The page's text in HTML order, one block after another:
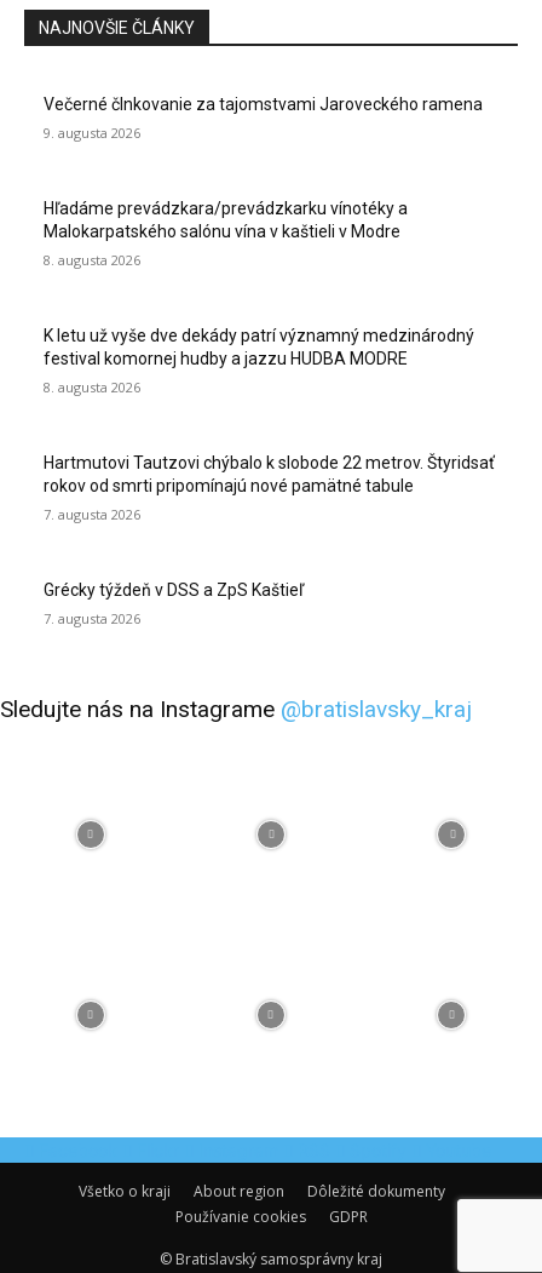
NAJNOVŠIE ČLÁNKY
Večerné člnkovanie za tajomstvami Jaroveckého ramena
9. augusta 2026
Hľadáme prevádzkara/prevádzkarku vínotéky a
Malokarpatského salónu vína v kaštieli v Modre
8. augusta 2026
K letu už vyše dve dekády patrí významný medzinárodný
festival komornej hudby a jazzu HUDBA MODRE
8. augusta 2026
Hartmutovi Tautzovi chýbalo k slobode 22 metrov. Štyridsať
rokov od smrti pripomínajú nové pamätné tabule
7. augusta 2026
Grécky týždeň v DSS a ZpS Kaštieľ
7. augusta 2026
Sledujte nás na Instagrame @bratislavsky_kraj
Všetko o kraji
About region
Dôležité dokumenty
Používanie cookies
GDPR
© Bratislavský samosprávny kraj